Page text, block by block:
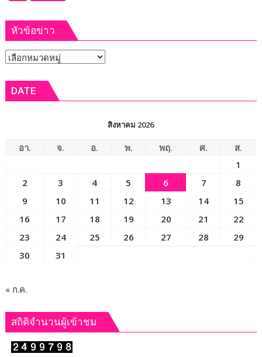
บัณฑิต
ด้วย
เทคโนโลยีAI
หัวข้อข่าว
หัวข้อ
DATE
สิงหาคม 2026
อา. จ. อ. พ. พฤ. ศ.
ส.
1
2
3 4 5 6 7
8
9
10 11 12 13 14
15
16
17 18 19 20 21
22
23
24 25 26 27 28
29
30
31
« ก.ค.
สถิติจำนวนผู้เข้าชม